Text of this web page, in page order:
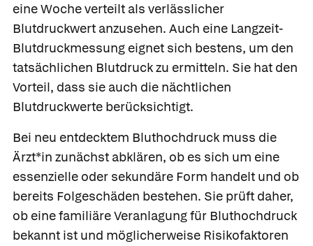
eine Woche verteilt als verlässlicher
Blutdruckwert anzusehen. Auch eine Langzeit-
Blutdruckmessung eignet sich bestens, um den
tatsächlichen Blutdruck zu ermitteln. Sie hat den
Vorteil, dass sie auch die nächtlichen
Blutdruckwerte berücksichtigt.
Bei neu entdecktem Bluthochdruck muss die
Ärzt*in zunächst abklären, ob es sich um eine
essenzielle oder sekundäre Form handelt und ob
bereits Folgeschäden bestehen. Sie prüft daher,
ob eine familiäre Veranlagung für Bluthochdruck
bekannt ist und möglicherweise Risikofaktoren